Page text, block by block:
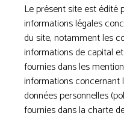
Le présent site est édité
informations légales
du site, notamment les
informations de capital
fournies dans les
informations
données personnelles
fournies dans la charte